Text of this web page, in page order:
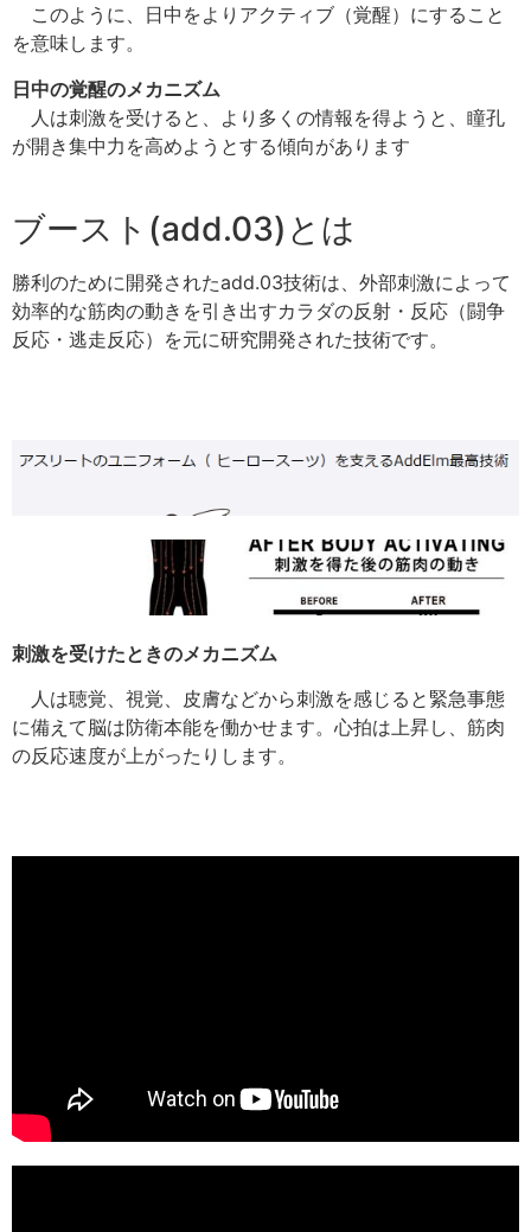
このように、日中をよりアクティブ（覚醒）にすること
を意味します。
日中の覚醒のメカニズム
人は刺激を受けると、より多くの情報を得ようと、瞳孔
が開き集中力を高めようとする傾向があります
ブースト(add.03)とは
勝利のために開発されたadd.03技術は、外部刺激によって
効率的な筋肉の動きを引き出すカラダの反射・反応（闘争
反応・逃走反応）を元に研究開発された技術です。
刺激を受けたときのメカニズム
人は聴覚、視覚、皮膚などから刺激を感じると緊急事態
に備えて脳は防衛本能を働かせます。心拍は上昇し、筋肉
の反応速度が上がったりします。